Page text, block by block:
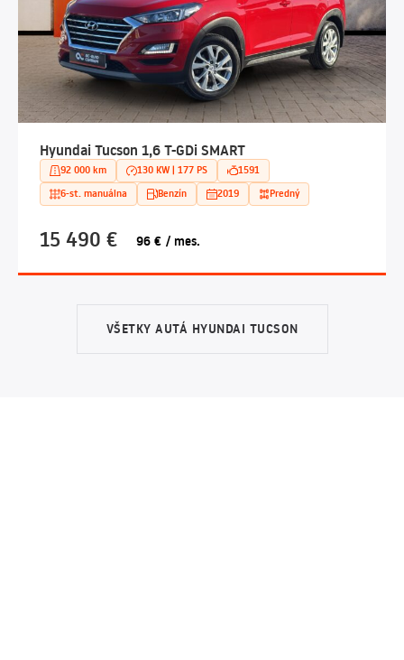
Hyundai Tucson 1,6 T-GDi SMART
92 000 km 130 KW | 177 PS
1591
6-st. manuálna
Benzín 2019 Predný
15 490 € 96 € / mes.
VŠETKY AUTÁ HYUNDAI TUCSON